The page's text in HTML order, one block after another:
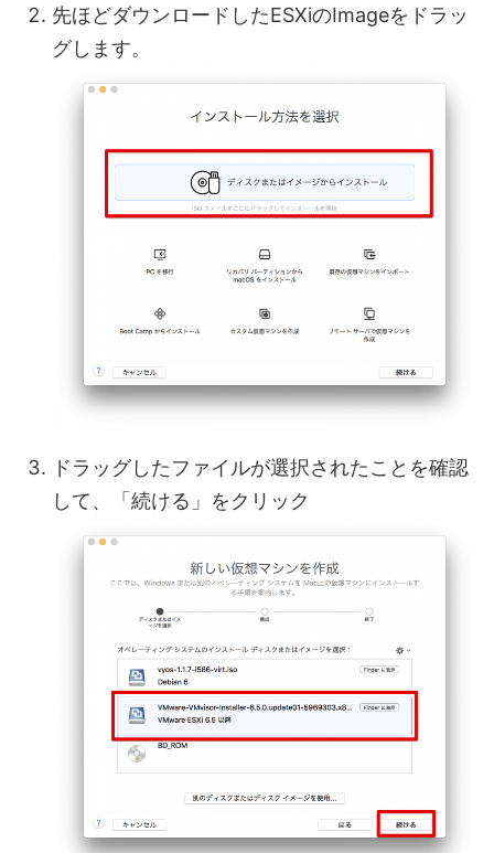
先ほどダウンロードしたESXiのImageをドラッ
グします。
ドラッグしたファイルが選択されたことを確認
して、「続ける」をクリック